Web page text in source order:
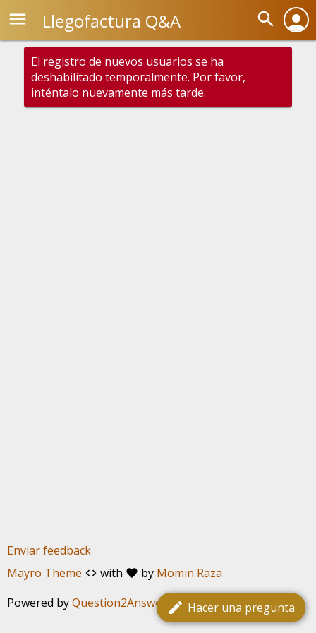
Llegofactura Q&A
menu search person
edit Hacer una pregunta
El registro de nuevos usuarios se ha
deshabilitado temporalmente. Por favor,
inténtalo nuevamente más tarde.
Enviar feedback
Mayro Theme code with favorite by Momin Raza
Powered byQuestion2Answer